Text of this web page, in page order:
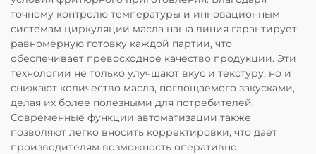
точному контролю температуры и инновационным
системам циркуляции масла наша линия гарантирует
равномерную готовку каждой партии, что
обеспечивает превосходное качество продукции. Эти
технологии не только улучшают вкус и текстуру, но и
снижают количество масла, поглощаемого закусками,
делая их более полезными для потребителей.
Современные функции автоматизации также
позволяют легко вносить корректировки, что даёт
производителям возможность оперативно